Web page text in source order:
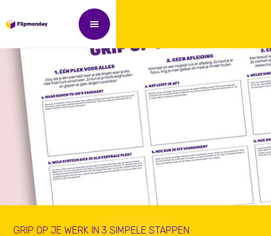
GRIP OP JE WERK IN 3 SIMPELE STAPPEN